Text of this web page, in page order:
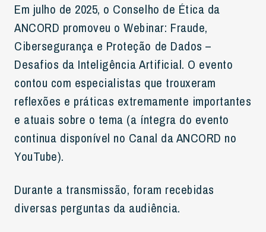
Em julho de 2025, o Conselho de Ética da
ANCORD promoveu o Webinar: Fraude,
Cibersegurança e Proteção de Dados –
Desafios da Inteligência Artificial. O evento
contou com especialistas que trouxeram
reflexões e práticas extremamente importantes
e atuais sobre o tema (a íntegra do evento
continua disponível no Canal da ANCORD no
YouTube).
Durante a transmissão, foram recebidas
diversas perguntas da audiência.